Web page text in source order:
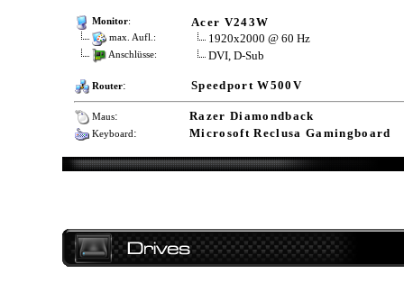
Monitor: Acer V243W
max. Aufl.: 1920x2000 @ 60 Hz
Anschlüsse: DVI, D-Sub
Router: Speedport W500V
Maus: Razer Diamondback
Keyboard: Microsoft Reclusa Gamingboard